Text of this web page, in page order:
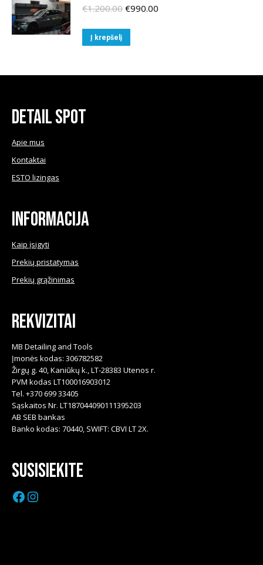
€1.200.00 Original
was:
€1.200.00.
€990.00
Į krepšelį
Detail Spot
Apie mus
Kontaktai
ESTO lizingas
Informacija
Kaip įsigyti
Prekių pristatymas
Prekių grąžinimas
Rekvizitai
MB Detailing and Tools
Įmonės kodas: 306782582
Žirgų g. 40, Kaniūkų k., LT-28383 Utenos r.
PVM kodas LT100016903012
Tel. +370 699 33405
Sąskaitos Nr. LT187044090111395203
AB SEB bankas
Banko kodas: 70440, SWIFT: CBVI LT 2X.
Susisiekite
Facebook
Instagram